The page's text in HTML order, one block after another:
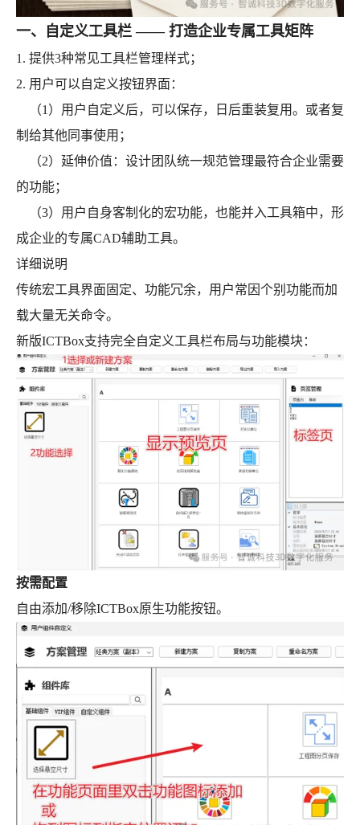
一、自定义工具栏 —— 打造企业专属工具矩阵
1. 提供3种常见工具栏管理样式；
2. 用户可以自定义按钮界面：
（1）用户自定义后，可以保存，日后重装复用。或者复
制给其他同事使用；
（2）延伸价值：设计团队统一规范管理最符合企业需要
的功能；
（3）用户自身客制化的宏功能，也能并入工具箱中，形
成企业的专属CAD辅助工具。
详细说明
传统宏工具界面固定、功能冗余，用户常因个别功能而加
载大量无关命令。
新版ICTBox支持完全自定义工具栏布局与功能模块：
按需配置
自由添加/移除ICTBox原生功能按钮。